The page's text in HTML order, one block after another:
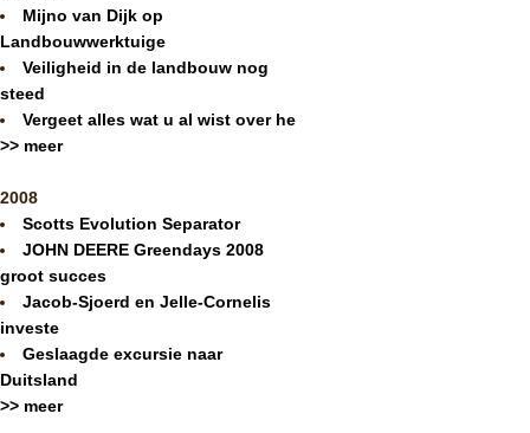
Mijno van Dijk op
Landbouwwerktuige
Veiligheid in de landbouw nog
steed
Vergeet alles wat u al wist over he
>> meer
2008
Scotts Evolution Separator
JOHN DEERE Greendays 2008
groot succes
Jacob-Sjoerd en Jelle-Cornelis
investe
Geslaagde excursie naar
Duitsland
>> meer